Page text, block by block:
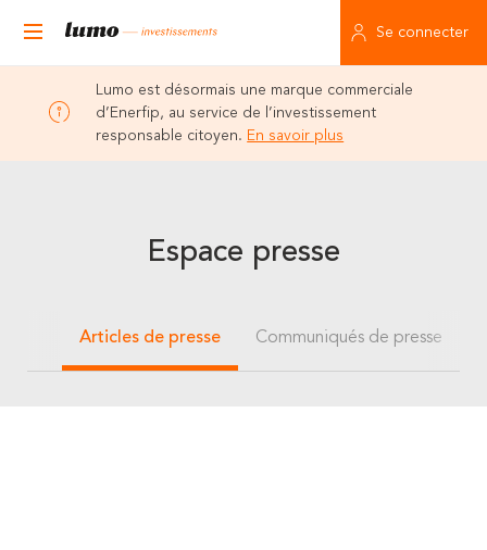
Se connecter
Lumo est désormais une marque commerciale
d’Enerfip, au service de l’investissement
responsable citoyen. En savoir plus
Espace presse
Articles de presse Communiqués de presse